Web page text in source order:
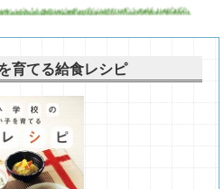
育てる給食レシピ